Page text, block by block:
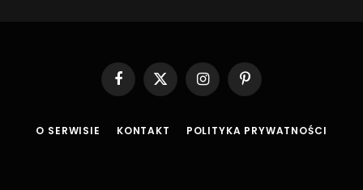
Facebook
X
(Twitter)
InstagramPinterest
O SERWISIE KONTAKT POLITYKA PRYWATNOŚCI